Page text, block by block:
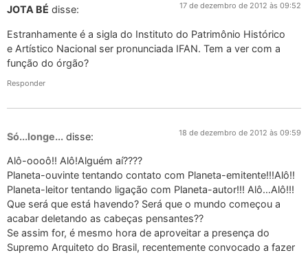
JOTA BÉ disse: 17 de dezembro de 2012 às 09:52
Estranhamente é a sigla do Instituto do Patrimônio Histórico
e Artístico Nacional ser pronunciada IFAN. Tem a ver com a
função do órgão?
Responder
Só...longe... disse: 18 de dezembro de 2012 às 09:59
Alô-oooô!! Alô!Alguém aí????
Planeta-ouvinte tentando contato com Planeta-emitente!!!Alô!!
Planeta-leitor tentando ligação com Planeta-autor!!! Alô…Alô!!!
Que será que está havendo? Será que o mundo começou a
acabar deletando as cabeças pensantes??
Se assim for, é mesmo hora de aproveitar a presença do
Supremo Arquiteto do Brasil, recentemente convocado a fazer